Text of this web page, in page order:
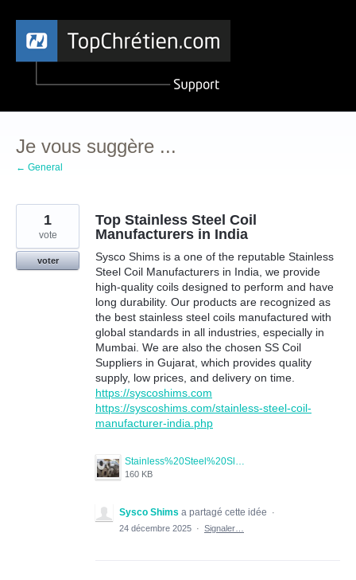
Aller
contenu
Je vous suggère ...
← General
Top Stainless Steel Coil
Manufacturers in India
Sysco Shims is a one of the reputable Stainless
Steel Coil Manufacturers in India, we provide
high-quality coils designed to perform and have
long durability. Our products are recognized as
the best stainless steel coils manufactured with
global standards in all industries, especially in
Mumbai. We are also the chosen SS Coil
Suppliers in Gujarat, which provides quality
supply, low prices, and delivery on time.
https://syscoshims.com
https://syscoshims.com/stainless-steel-coil-
manufacturer-india.php
Stainless%20Steel%20Slitting%20Coil.jpg
160 KB
1
vote
voter
Sysco Shims a partagé cette idée
·
24 décembre 2025 · Signaler…